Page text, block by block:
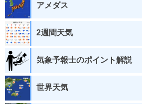
アメダス
2週間天気
気象予報士のポイント解説
世界天気